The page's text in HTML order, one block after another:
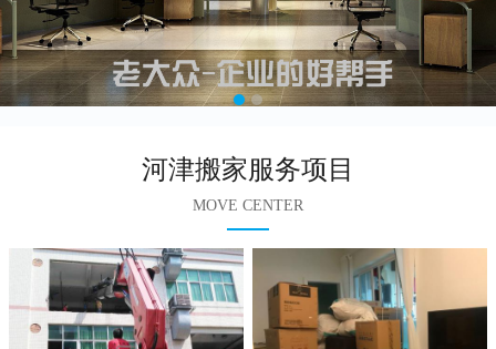
河津搬家服务项目
MOVE CENTER